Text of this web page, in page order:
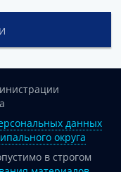
данных
округа
в строгом